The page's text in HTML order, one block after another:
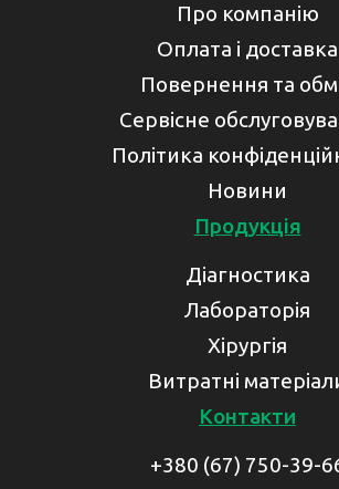
Про компанію
Оплата і доставка
Повернення та
Сервісне
Політика
Новини
Продукція
Діагностика
Лабораторія
Хірургія
Витратні
Контакти
+380 (67) 750-39-